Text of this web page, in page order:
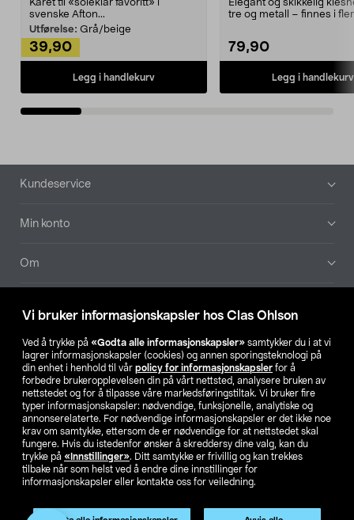
Vi bruker informasjonskapsler hos Clas Ohlson
Ved å trykke på «Godta alle informasjonskapsler» samtykker du i at vi
lagrer informasjonskapsler (cookies) og annen sporingsteknologi på
din enhet i henhold til vår policy for informasjonskapsler for å
forbedre brukeropplevelsen din på vårt nettsted, analysere bruken av
nettstedet og for å tilpasse våre markedsføringstiltak. Vi bruker fire
typer informasjonskapsler: nødvendige, funksjonelle, analytiske og
annonserelaterte. For nødvendige informasjonskapsler er det ikke noe
krav om samtykke, ettersom de er nødvendige for at nettstedet skal
fungere. Hvis du istedenfor ønsker å skreddersy dine valg, kan du
trykke på «Innstillinger». Ditt samtykke er frivillig og kan trekkes
tilbake når som helst ved å endre dine innstillinger for
informasjonskapsler eller kontakte oss for veiledning.
Kåret til «soleklar favoritt» i
svenske Afton...
Utførelse: Grå/beige
39,90
Legg i handlekurv
Elegant og skikkelig
tre og metall – finnes i
79,90
Legg i handlekurv
Bunntekst
Kundeservice
Min konto
Om
Våre selskaper
Finn din butikk
SE NO FI